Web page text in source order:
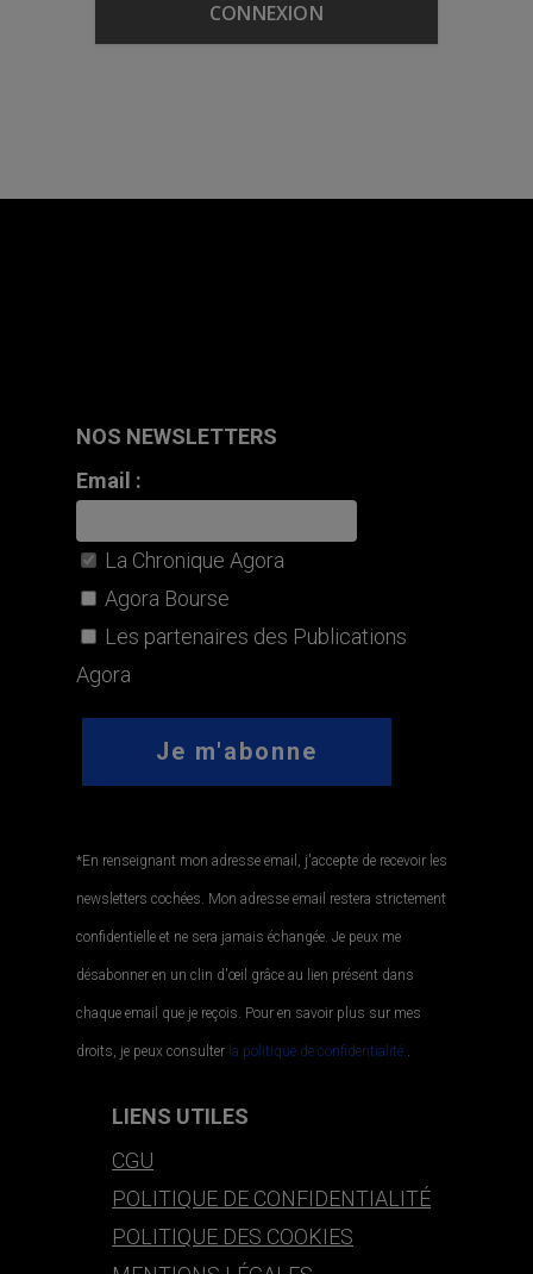
NOS NEWSLETTERS
Email :
La Chronique Agora
Agora Bourse
Les partenaires des Publications
Agora
*En renseignant mon adresse email, j'accepte de recevoir les
newsletters cochées. Mon adresse email restera strictement
confidentielle et ne sera jamais échangée. Je peux me
désabonner en un clin d'œil grâce au lien présent dans
chaque email que je reçois. Pour en savoir plus sur mes
droits, je peux consulter la politique de confidentialité..
LIENS UTILES
CGU
POLITIQUE DE CONFIDENTIALITÉ
POLITIQUE DES COOKIES